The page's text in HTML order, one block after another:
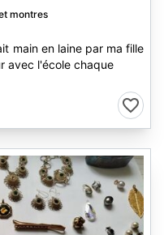
montres
main en laine par ma fille
avec l'école chaque